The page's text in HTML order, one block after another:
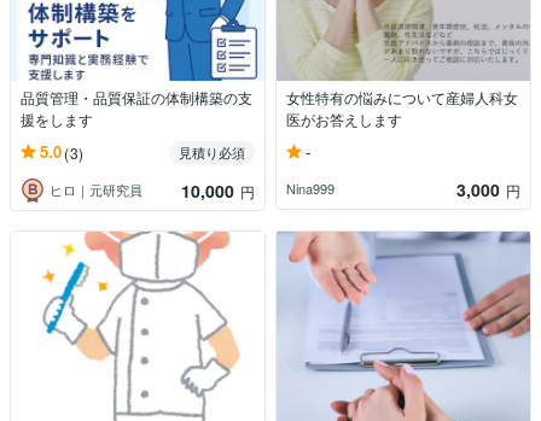
品質管理・品質保証の体制構築の支
援をします
5.0(3)
見積り必須
ヒロ｜元研究員
10,000 円
女性特有の悩みについて産婦人科女
医がお答えします
-
Nina999 3,000 円